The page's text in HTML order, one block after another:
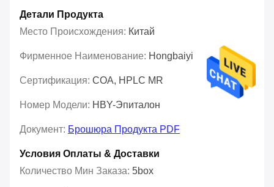
Детали Продукта
Место Происхождения: Китай
Фирменное Наименование: Hongbaiyi
Сертификация: COA, HPLC MR
Номер Модели: HBY-Эпиталон
Документ: Брошюра Продукта PDF
Условия Оплаты & Доставки
Количество Мин Заказа: 5box